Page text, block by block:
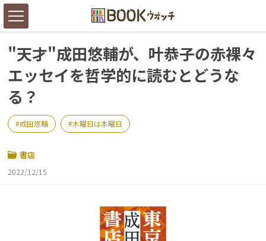
"天才"成田悠輔が、叶恭子の赤裸々
エッセイを哲学的に読むとどうな
る？
成田悠輔 木曜日は本曜日
書店
2022/12/15